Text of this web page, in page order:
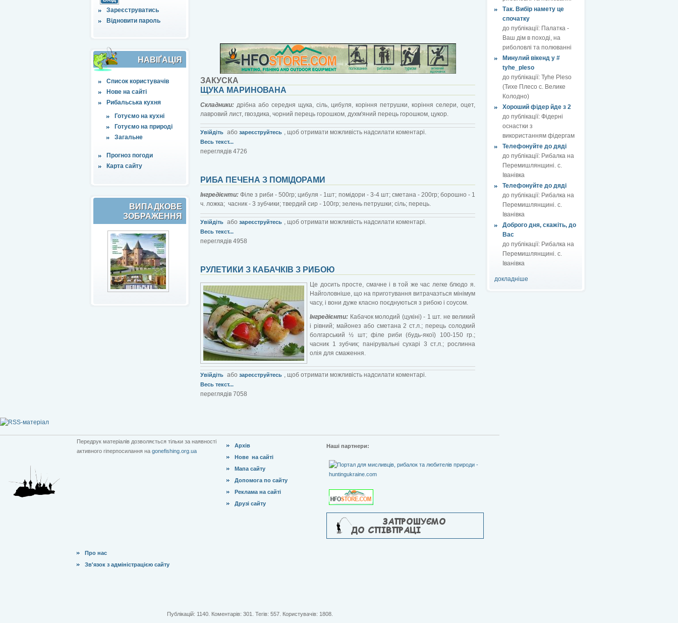
Зареєструватись
Відновити пароль
НАВІҐАЦІЯ
Список користувачів
Нове на сайті
Рибальська кухня
Готуємо на кухні
Готуємо на природі
Загальне
Прогноз погоди
Карта сайту
ВИПАДКОВЕ
ЗОБРАЖЕННЯ
Так. Вибір намету це
спочатку
до публікації: Палатка -
Ваш дім в поході, на
риболовлі та полюванні
Минулий вікенд у #
tyhe_pleso
до публікації: Tyhe Pleso
(Тихе Плесо с. Велике
Колодно)
Хороший фідер йде з 2
до публікації: Фідерні
оснастки з
використанням фідергам
Телефонуйте до дяді
до публікації: Рибалка на
Перемишлянщині. с.
Іванівка
Телефонуйте до дяді
до публікації: Рибалка на
Перемишлянщині. с.
Іванівка
Доброго дня, скажіть, до
Вас
до публікації: Рибалка на
Перемишлянщині. с.
Іванівка
докладніше
ЗАКУСКА
ЩУКА МАРИНОВАНА
Складники: дрібна або середня щука, сіль, цибуля, коріння петрушки, коріння селери, оцет,
лавровий лист, гвоздика, чорний перець горошком, духм'яний перець горошком, цукор.
Увійдіть або зареєструйтесь , щоб отримати можливість надсилати коментарі.
Весь текст...
переглядів 4726
РИБА ПЕЧЕНА З ПОМІДОРАМИ
Інгредієнти:Філе з риби - 500гр; цибуля - 1шт; помідори - 3-4 шт; сметана - 200гр; борошно - 1
ч. ложка; часник - 3 зубчики; твердий сир - 100гр; зелень петрушки; сіль; перець.
Увійдіть або зареєструйтесь , щоб отримати можливість надсилати коментарі.
Весь текст...
переглядів 4958
РУЛЕТИКИ З КАБАЧКІВ З РИБОЮ
Це досить просте, смачне і в той же час легке блюдо я.
Найголовніше, що на приготування витрачаэться мінімум
часу, і вони дуже класно поєднуються з рибою і соусом.
Інгредієнти: Кабачок молодий (цукіні) - 1 шт. не великий
і рівний; майонез або сметана 2 ст.л.; перець солодкий
болгарський ½ шт; філе риби (будь-якої) 100-150 гр.;
часник 1 зубчик; панірувальні сухарі 3 ст.л.; рослинна
олія для смаження.
Увійдіть або зареєструйтесь , щоб отримати можливість надсилати коментарі.
Весь текст...
переглядів 7058
Передрук матеріалів дозволяється тільки за наявності
активного гіперпосилання на gonefishing.org.ua
Архів
Нове на сайті
Мапа сайту
Допомога по сайту
Реклама на сайті
Друзі сайту
Наші партнери:
Про нас
Зв'язок з адміністрацією сайту
Публікацій: 1140. Коментарів: 301. Тегів: 557. Користувачів: 1808.